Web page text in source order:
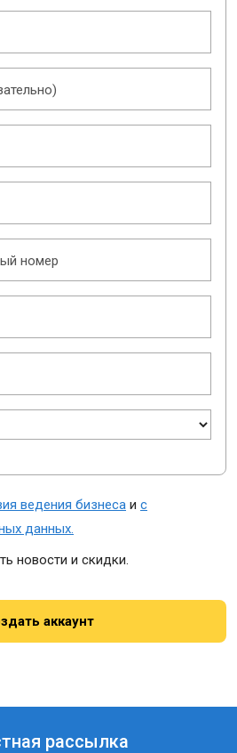
номер
ведения бизнеса и с
данных.
новости и скидки.
аккаунт
рассылка